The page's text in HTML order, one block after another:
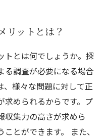
リットとは？
トとは何でしょうか。探
る調査が必要になる場合
、様々な問題に対して正
求められるからです。プ
収集力の高さが求めら
とができます。 また、